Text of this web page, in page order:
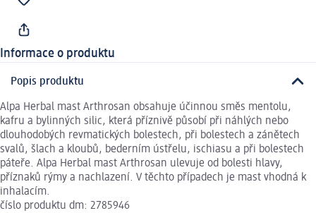
Informace o produktu
Popis produktu
Alpa Herbal mast Arthrosan obsahuje účinnou směs mentolu,
kafru a bylinných silic, která příznivě působí při náhlých nebo
dlouhodobých revmatických bolestech, při bolestech a zánětech
svalů, šlach a kloubů, bederním ústřelu, ischiasu a při bolestech
páteře. Alpa Herbal mast Arthrosan ulevuje od bolesti hlavy,
příznaků rýmy a nachlazení. V těchto případech je mast vhodná k
inhalacím.
číslo produktu dm: 2785946